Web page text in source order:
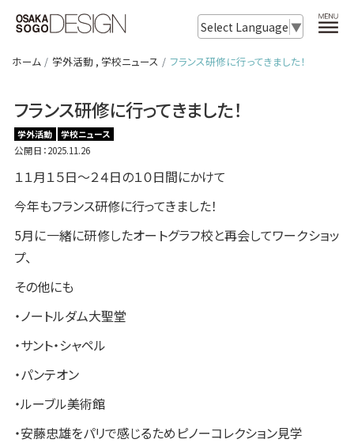
Select Language ▼
ホーム 学外活動, 学校ニュース フランス研修に行ってきました！
フランス研修に行ってきました！
学外活動 学校ニュース
公開日：2025.11.26
１１月１５日〜２４日の１０日間にかけて
今年もフランス研修に行ってきました！
5月に一緒に研修したオートグラフ校と再会してワークショッ
プ、
その他にも
・ノートルダム大聖堂
・サント・シャペル
・パンテオン
・ルーブル美術館
・安藤忠雄をパリで感じるためピノーコレクション見学